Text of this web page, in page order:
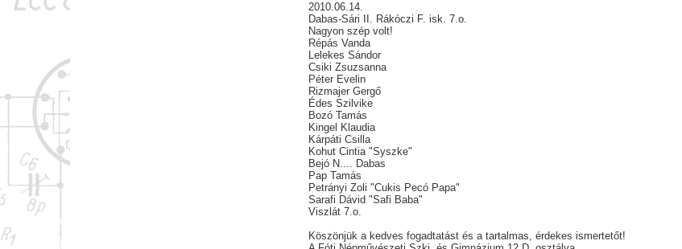
2010.06.14.
Dabas-Sári II. Rákóczi F. isk. 7.o.
Nagyon szép volt!
Répás Vanda
Lelekes Sándor
Csiki Zsuzsanna
Péter Evelin
Rizmajer Gergő
Édes Szilvike
Bozó Tamás
Kingel Klaudia
Kárpáti Csilla
Kohut Cintia "Syszke"
Bejó N.... Dabas
Pap Tamás
Petrányi Zoli "Cukis Pecó Papa"
Sarafi Dávid "Safi Baba"
Viszlát 7.o.
Köszönjük a kedves fogadtatást és a tartalmas, érdekes ismertetőt!